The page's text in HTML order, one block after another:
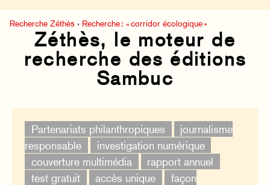
Recherche Zéthès › Recherche : « corridor écologique »
Zéthès, le moteur de
recherche des éditions
Sambuc
Partenariats philanthropiques
journalisme
responsable
investigation numérique
couverture multimédia
rapport annuel
test gratuit
accès unique
façon